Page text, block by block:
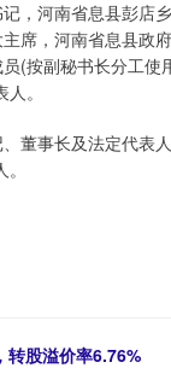
，河南省息县彭店
席，河南省息县政
(按副秘书长分工
。
事长及法定代表
转股溢价率6.76%